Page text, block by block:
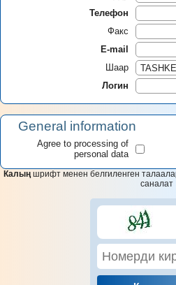
Телефон
Факс
E-mail
Шаар
Логин
General information
Agree to processing of
personal data
Калың шрифт менен белгиленген
саналат